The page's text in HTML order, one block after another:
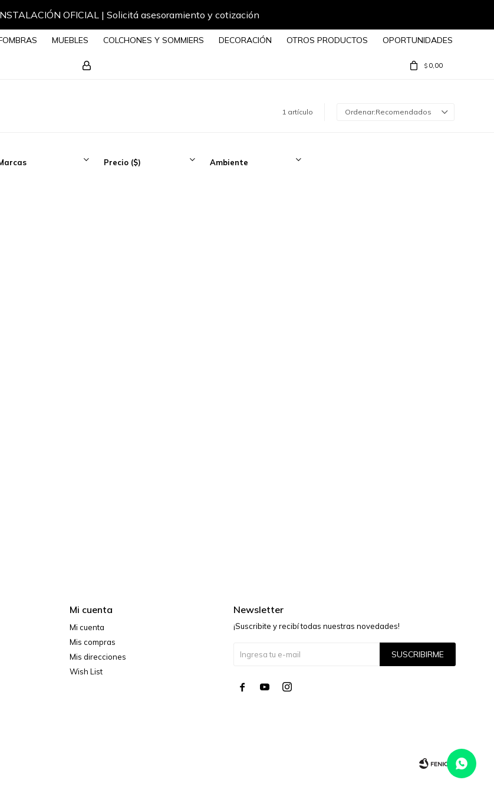
OFICIAL | Solicitá asesoramiento y cotización
MUEBLES COLCHONES Y SOMMIERS DECORACIÓN OTROS PRODUCTOS OPORTUNIDADES
$ 0,00
1 artículo Recomendados
Precio ($) Ambiente
Mi cuenta
Mi cuenta
Mis compras
Mis direcciones
Wish List
Newsletter
¡Suscribite y recibí todas nuestras novedades!
SUSCRIBIRME
  